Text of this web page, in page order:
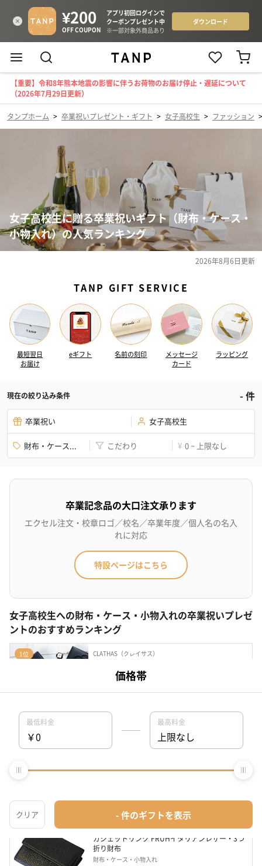
【重要】令和8年熊本地震の影響に伴うお荷物のお届け停止・遅延について
（2026年7月29日更新）
タンプホーム > 卒業祝いプレゼント・ギフト > 女子高校生 > ファッション
女子高校生に贈る卒業祝いギフト（財布・ケース・
小物入れ）の人気ランキング
2026年8月6日更新
TANP GIFT SERVICE
最短翌日
お届け
eギフト 名前の刻印
メッセージ
カード
ラッピング
現在の絞り込み条件 -件
卒業祝い 女子高校生
財布・ケース... こだわり ¥ 0 ~ 上限なし
卒業記念品の大口注文承ります
エクセル注文・校章ロゴ／校名／卒業年度／個人名の名入
れに対応
特設ページはこちら
女子高校生への財布・ケース・小物入れの卒業祝いプレゼ
ントのおすすめランキング
1位 CLATHAS（クレイサス）
財布・ケース・小物入れ
¥13,200
3位 ガジェットリンク
ガジェットリンク FRUHイタリアンレザー・3つ
折り財布
財布・ケース・小物入れ